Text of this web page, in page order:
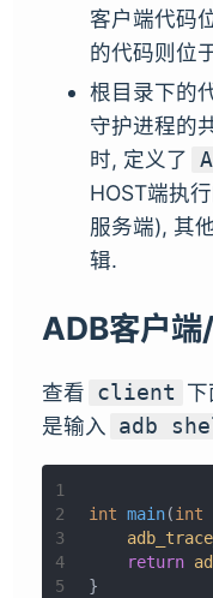
客户端代码
的代码则位
根目录下的
守护进程的
时, 定义了
HOST端执
服务端), 其
辑.
ADB客户端
查看 client
是输入 adb
1
2
3
4
5
int main(int
return
}